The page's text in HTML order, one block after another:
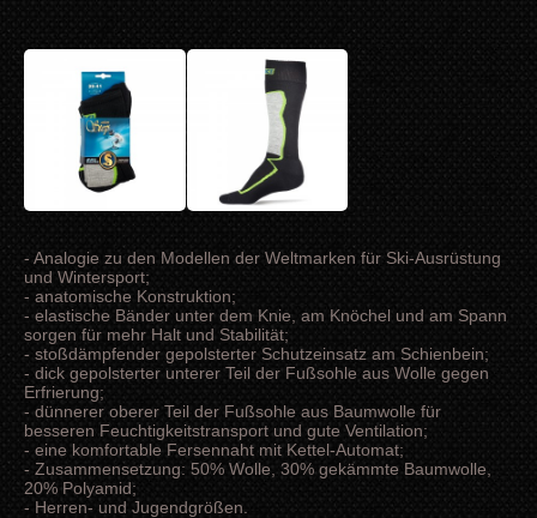
- Analogie zu den Modellen der Weltmarken für Ski-Ausrüstung
und Wintersport;
- anatomische Konstruktion;
- elastische Bänder unter dem Knie, am Knöchel und am Spann
sorgen für mehr Halt und Stabilität;
- stoßdämpfender gepolsterter Schutzeinsatz am Schienbein;
- dick gepolsterter unterer Teil der Fußsohle aus Wolle gegen
Erfrierung;
- dünnerer oberer Teil der Fußsohle aus Baumwolle für
besseren Feuchtigkeitstransport und gute Ventilation;
- eine komfortable Fersennaht mit Kettel-Automat;
- Zusammensetzung: 50% Wolle, 30% gekämmte Baumwolle,
20% Polyamid;
- Herren- und Jugendgrößen.